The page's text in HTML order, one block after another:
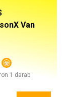
Van
1 darab